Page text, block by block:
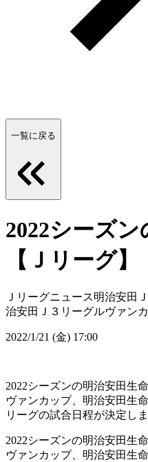
一覧に戻る
2022シーズ
【Ｊリーグ】
Ｊリーグニュース明治安田
治安田Ｊ３リーグルヴァン
2022/1/21 (金) 17:00
2022シーズンの明治安田生
ヴァンカップ、明治安田生
リーグの試合日程が決定し
2022シーズンの明治安田生
ヴァンカップ、明治安田生